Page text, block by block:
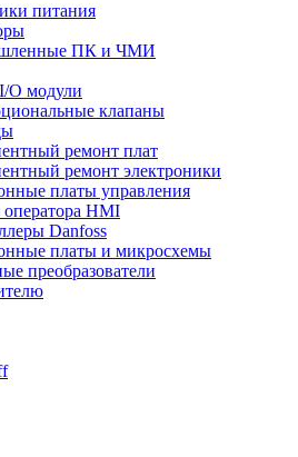
питания
ПК и ЧМИ
модули
клапаны
ремонт плат
ремонт электроники
платы управления
HMI
Danfoss
платы и микросхемы
преобразователи